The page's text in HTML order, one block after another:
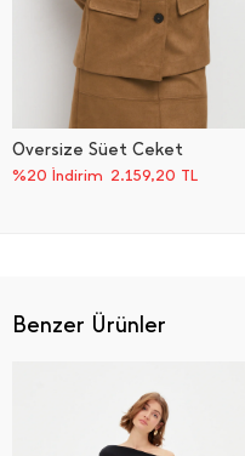
Benzer Ürünler
Oversize Süet Ceket
%20 İndirim 2.159,20 TL